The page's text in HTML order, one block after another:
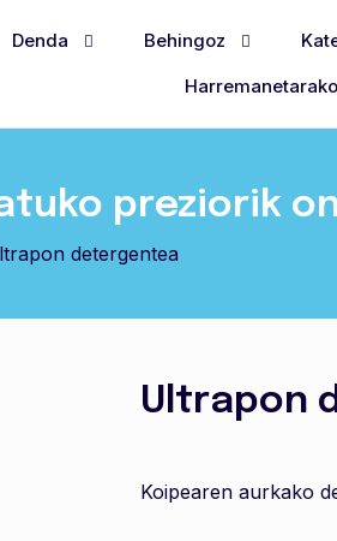
Denda Behingoz
Harremanetarako
preziorik
detergentea
Ultrapon
Koipearen aurkako